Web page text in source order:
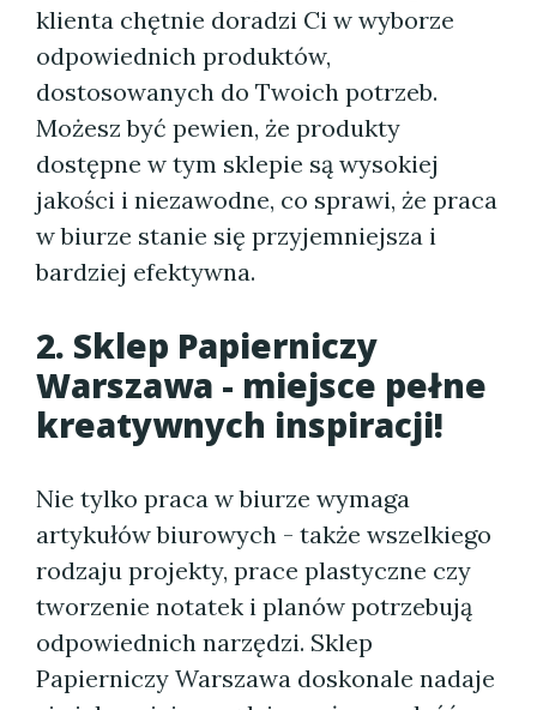
klienta chętnie doradzi Ci w wyborze
odpowiednich produktów,
dostosowanych do Twoich potrzeb.
Możesz być pewien, że produkty
dostępne w tym sklepie są wysokiej
jakości i niezawodne, co sprawi, że praca
w biurze stanie się przyjemniejsza i
bardziej efektywna.
2. Sklep Papierniczy
Warszawa - miejsce pełne
kreatywnych inspiracji!
Nie tylko praca w biurze wymaga
artykułów biurowych - także wszelkiego
rodzaju projekty, prace plastyczne czy
tworzenie notatek i planów potrzebują
odpowiednich narzędzi. Sklep
Papierniczy Warszawa doskonale nadaje